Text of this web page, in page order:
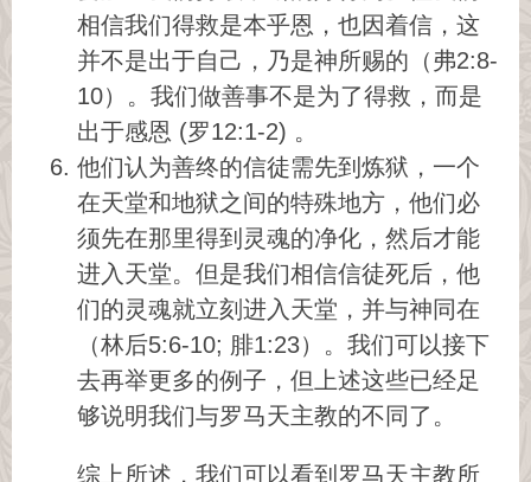
相信我们得救是本乎恩，也因着信，这
并不是出于自己，乃是神所赐的（弗2:8-
10）。我们做善事不是为了得救，而是
出于感恩 (罗12:1-2) 。
他们认为善终的信徒需先到炼狱，一个
在天堂和地狱之间的特殊地方，他们必
须先在那里得到灵魂的净化，然后才能
进入天堂。但是我们相信信徒死后，他
们的灵魂就立刻进入天堂，并与神同在
（林后5:6-10; 腓1:23）。我们可以接下
去再举更多的例子，但上述这些已经足
够说明我们与罗马天主教的不同了。
综上所述，我们可以看到罗马天主教所